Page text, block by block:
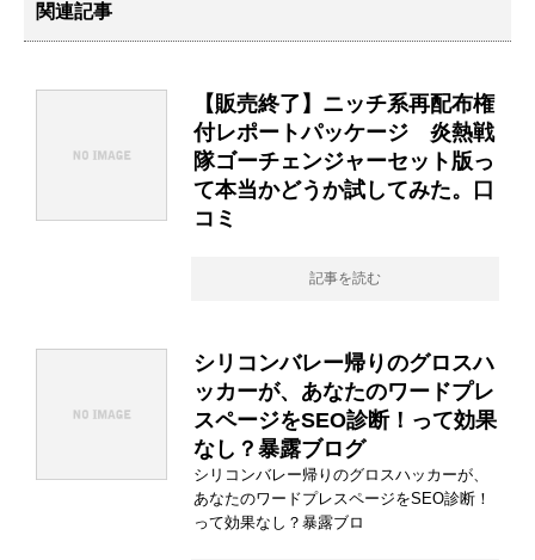
関連記事
【販売終了】ニッチ系再配布権
付レポートパッケージ 炎熱戦
隊ゴーチェンジャーセット版っ
て本当かどうか試してみた。口
コミ
記事を読む
シリコンバレー帰りのグロスハ
ッカーが、あなたのワードプレ
スページをSEO診断！って効果
なし？暴露ブログ
シリコンバレー帰りのグロスハッカーが、
あなたのワードプレスページをSEO診断！
って効果なし？暴露ブロ